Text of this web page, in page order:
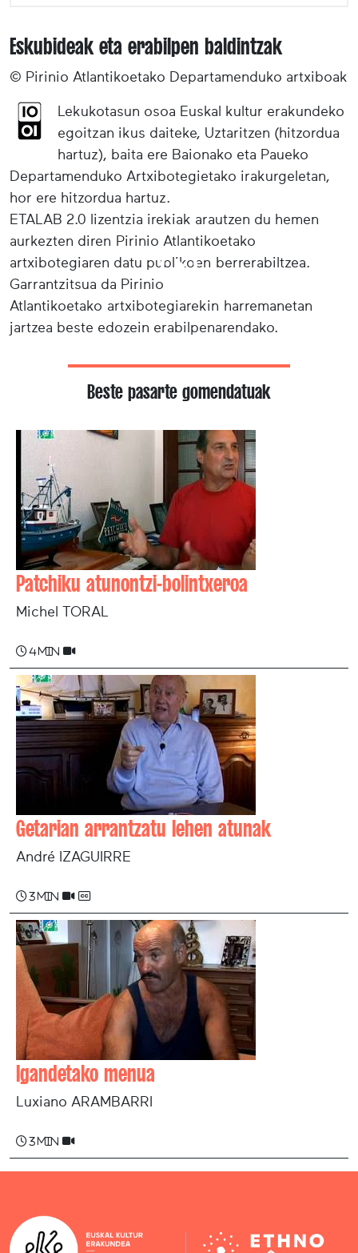
Eskubideak eta erabilpen baldintzak
© Pirinio Atlantikoetako Departamenduko artxiboak
Lekukotasun osoa Euskal kultur erakundeko
egoitzan ikus daiteke, Uztaritzen (hitzordua
hartuz), baita ere Baionako eta Paueko
Departamenduko Artxibotegietako irakurgeletan,
hor ere hitzordua hartuz.
ETALAB 2.0 lizentzia irekiak arautzen du hemen
aurkezten diren Pirinio Atlantikoetako
artxibotegiaren datu publikoen berrerabiltzea.
Garrantzitsua da Pirinio
Atlantikoetako artxibotegiarekin harremanetan
jartzea beste edozein erabilpenarendako.
Beste pasarte gomendatuak
Patchiku atunontzi-bolintxeroa
Michel TORAL
4 min
Getarian arrantzatu lehen atunak
André IZAGUIRRE
3 min
Igandetako menua
Luxiano ARAMBARRI
3 min